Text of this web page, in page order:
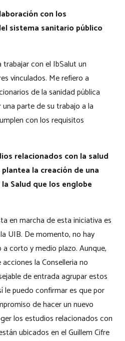
con los
sistema sanitario público
con el IbSalut un
vinculados. Me refiero a
de la sanidad pública
parte de su trabajo a la
con los requisitos
relacionados con la salud
la creación de una
Salud que los englobe
en marcha de esta iniciativa es
UIB. De momento, no hay
corto y medio plazo. Aunque,
la Conselleria no
de entrada agrupar estos
le puedo confirmar es que por
de hacer un nuevo
los estudios relacionados con
ubicados en el Guillem Cifre